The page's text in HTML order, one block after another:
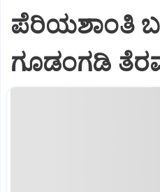
ಪೆರಿಯಶಾಂತಿ
ಗೂಡಂಗಡಿ